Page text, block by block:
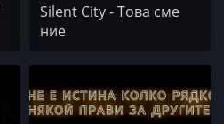
Silent City - Това сме
ние